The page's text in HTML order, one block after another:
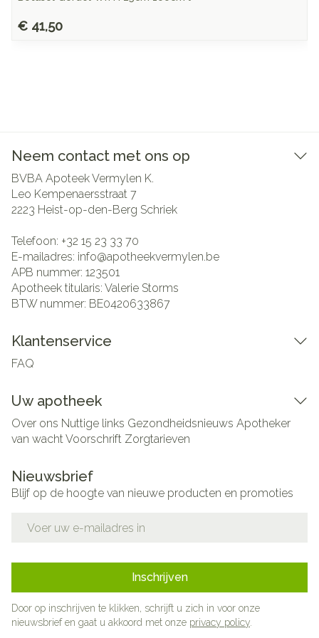
€ 41,50
Neem contact met ons op
BVBA Apoteek Vermylen K.
Leo Kempenaersstraat 7
2223 Heist-op-den-Berg Schriek
Telefoon: +32 15 23 33 70
E-mailadres: info@apotheekvermylen.be
APB nummer: 123501
Apotheek titularis: Valerie Storms
BTW nummer: BE0420633867
Klantenservice
FAQ
Uw apotheek
Over ons Nuttige links Gezondheidsnieuws Apotheker
van wachtVoorschrift Zorgtarieven
Nieuwsbrief
Blijf op de hoogte van nieuwe producten en promoties
Inschrijven
Door op inschrijven te klikken, schrijft u zich in voor onze
nieuwsbrief en gaat u akkoord met onze privacy policy